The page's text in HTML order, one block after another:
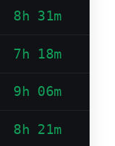
8h 31m
7h 18m
9h 06m
8h 21m